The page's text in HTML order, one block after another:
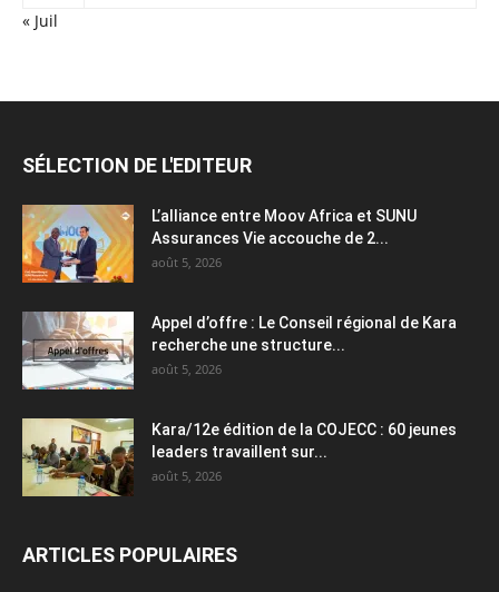
« Juil
SÉLECTION DE L'EDITEUR
L’alliance entre Moov Africa et SUNU
Assurances Vie accouche de 2...
août 5, 2026
Appel d’offre : Le Conseil régional de Kara
recherche une structure...
août 5, 2026
Kara/12e édition de la COJECC : 60 jeunes
leaders travaillent sur...
août 5, 2026
ARTICLES POPULAIRES